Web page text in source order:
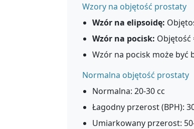
Wzory na objętość prostaty
Wzór na elipsoidę:
Wzór na pocisk: Objętość
Wzór na pocisk może być
Normalna objętość prostaty
Normalna: 20-30 cc
Łagodny przerost (BPH):
Umiarkowany przerost: